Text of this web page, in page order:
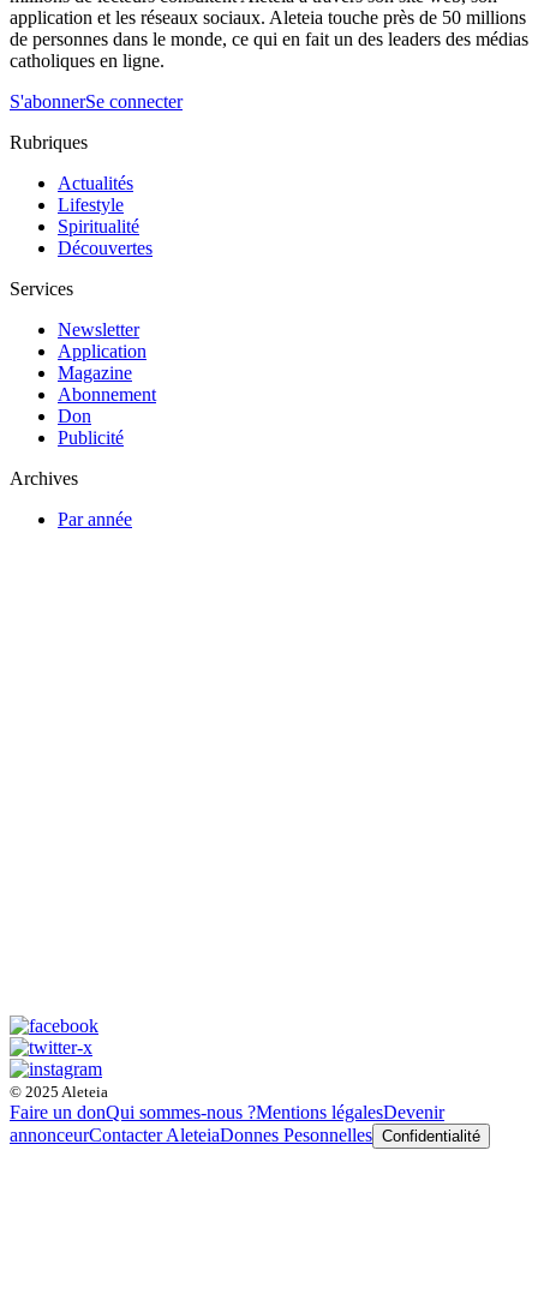
application et les réseaux sociaux. Aleteia touche près de 50 millions
de personnes dans le monde, ce qui en fait un des leaders des médias
catholiques en ligne.
S'abonnerSe connecter
Rubriques
Actualités
Lifestyle
Spiritualité
Découvertes
Services
Newsletter
Application
Magazine
Abonnement
Don
Publicité
Archives
Par année
© 2025 Aleteia
Faire un donQui sommes-nous ?Mentions légalesDevenir
annonceurContacter AleteiaDonnes Pesonnelles Confidentialité